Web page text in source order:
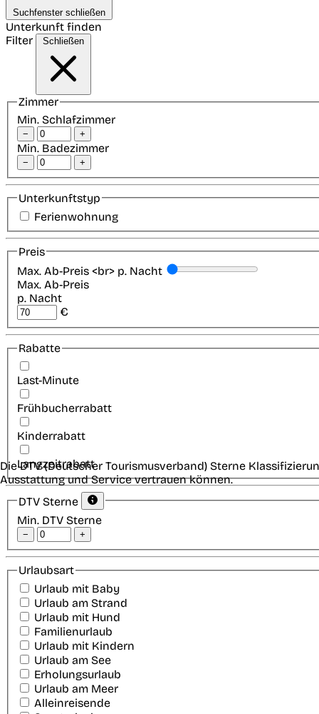
Suchfenster schließen
Unterkunft finden
Filter
Schließen
Zimmer
Min. Schlafzimmer
− +
Min. Badezimmer
− +
Unterkunftstyp
Ferienwohnung
Preis
Max. Ab-Preis <br> p. Nacht
Max. Ab-Preis
p. Nacht
€
Rabatte
Last-Minute
Frühbucherrabatt
Kinderrabatt
Langzeitrabatt
DTV Sterne
Min. DTV Sterne
− +
Die DTV (Deutscher Tourismusverband) Sterne
Ausstattung und Service vertrauen können.
Urlaubsart
Urlaub mit Baby
Urlaub am Strand
Urlaub mit Hund
Familienurlaub
Urlaub mit Kindern
Urlaub am See
Erholungsurlaub
Urlaub am Meer
Alleinreisende